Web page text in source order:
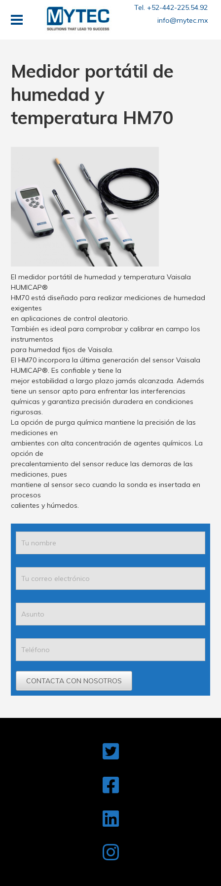
Tel. +52-442-225.54.92
info@mytec.mx
Medidor portátil de
humedad y
temperatura HM70
El medidor portátil de humedad y temperatura Vaisala
HUMICAP®
HM70 está diseñado para realizar mediciones de humedad
exigentes
en aplicaciones de control aleatorio.
También es ideal para comprobar y calibrar en campo los
instrumentos
para humedad fijos de Vaisala.
El HM70 incorpora la última generación del sensor Vaisala
HUMICAP®. Es confiable y tiene la
mejor estabilidad a largo plazo jamás alcanzada. Además
tiene un sensor apto para enfrentar las interferencias
químicas y garantiza precisión duradera en condiciones
rigurosas.
La opción de purga química mantiene la precisión de las
mediciones en
ambientes con alta concentración de agentes químicos. La
opción de
precalentamiento del sensor reduce las demoras de las
mediciones, pues
mantiene al sensor seco cuando la sonda es insertada en
procesos
calientes y húmedos.